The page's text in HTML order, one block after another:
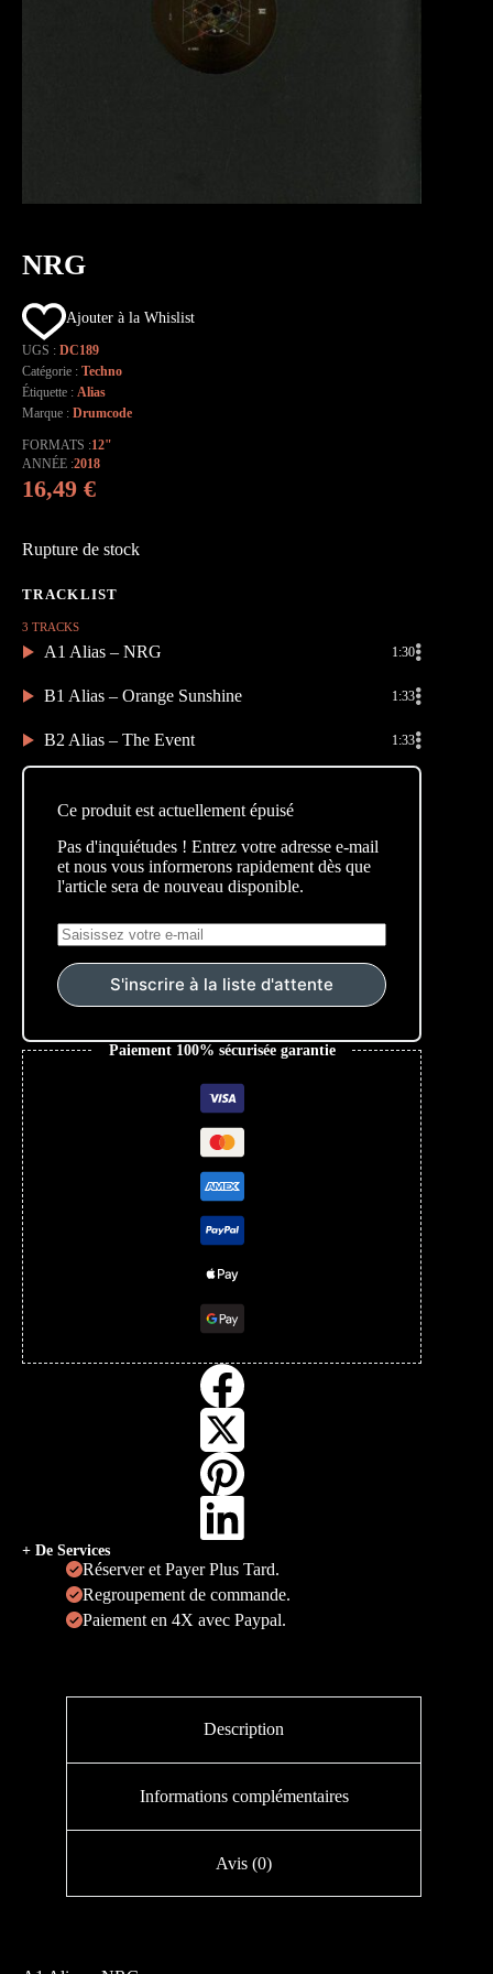
NRG
Ajouter à la Whislist
UGS : DC189
Catégorie : Techno
Étiquette : Alias
Marque : Drumcode
FORMATS 12"
ANNÉE 2018
16,49 €
Rupture de stock
3 TRACKS
A1 Alias – NRG 1:30
B1 Alias – Orange Sunshine 1:33
B2 Alias – The Event 1:33
Ce produit est actuellement épuisé
Pas d'inquiétudes ! Entrez votre adresse e-mail
et nous vous informerons rapidement dès que
l'article sera de nouveau disponible.
S'inscrire à la liste d'attente
Paiement 100% sécurisée garantie
+ De Services
Réserver et Payer Plus Tard.
Regroupement de commande.
Paiement en 4X avec Paypal.
Description
Informations complémentaires
Avis (0)